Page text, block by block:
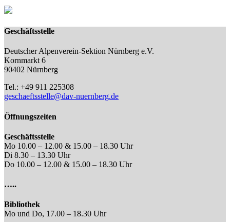
Geschäftsstelle
Deutscher Alpenverein-Sektion Nürnberg e.V.
Kornmarkt 6
90402 Nürnberg
Tel.: +49 911 225308
geschaeftsstelle@dav-nuernberg.de
Öffnungszeiten
Geschäftsstelle
Mo 10.00 – 12.00 & 15.00 – 18.30 Uhr
Di 8.30 – 13.30 Uhr
Do 10.00 – 12.00 & 15.00 – 18.30 Uhr
…..
Bibliothek
Mo und Do, 17.00 – 18.30 Uhr